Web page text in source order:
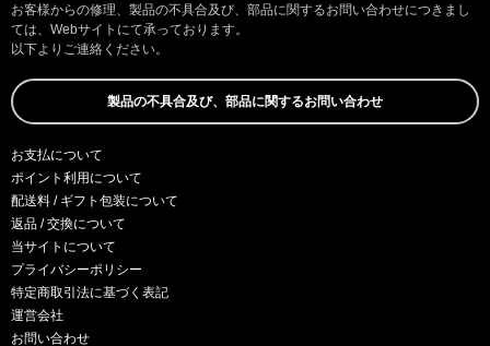
お客様からの修理、製品の不具合及び、部品に関するお問い合わせにつきまし
ては、Webサイトにて承っております。
以下よりご連絡ください。
製品の不具合及び、部品に関するお問い合わせ
お支払について
ポイント利用について
配送料 / ギフト包装について
返品 / 交換について
当サイトについて
プライバシーポリシー
特定商取引法に基づく表記
運営会社
お問い合わせ